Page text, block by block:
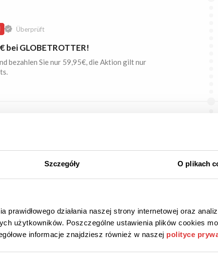
Szczegóły O plikach
prawidłowego działania naszej strony internetowej oraz
użytkowników. Poszczególne ustawienia plików cookies
informacje znajdziesz również w naszej polityce
Überprüft
bei GLOBETROTTER!
bezahlen Sie nur 59,95€, die Aktion gilt nur
bei GLOBETROTTER!
von 100€ zahlen Sie nichts für den
Überprüft
bei SportScheck!